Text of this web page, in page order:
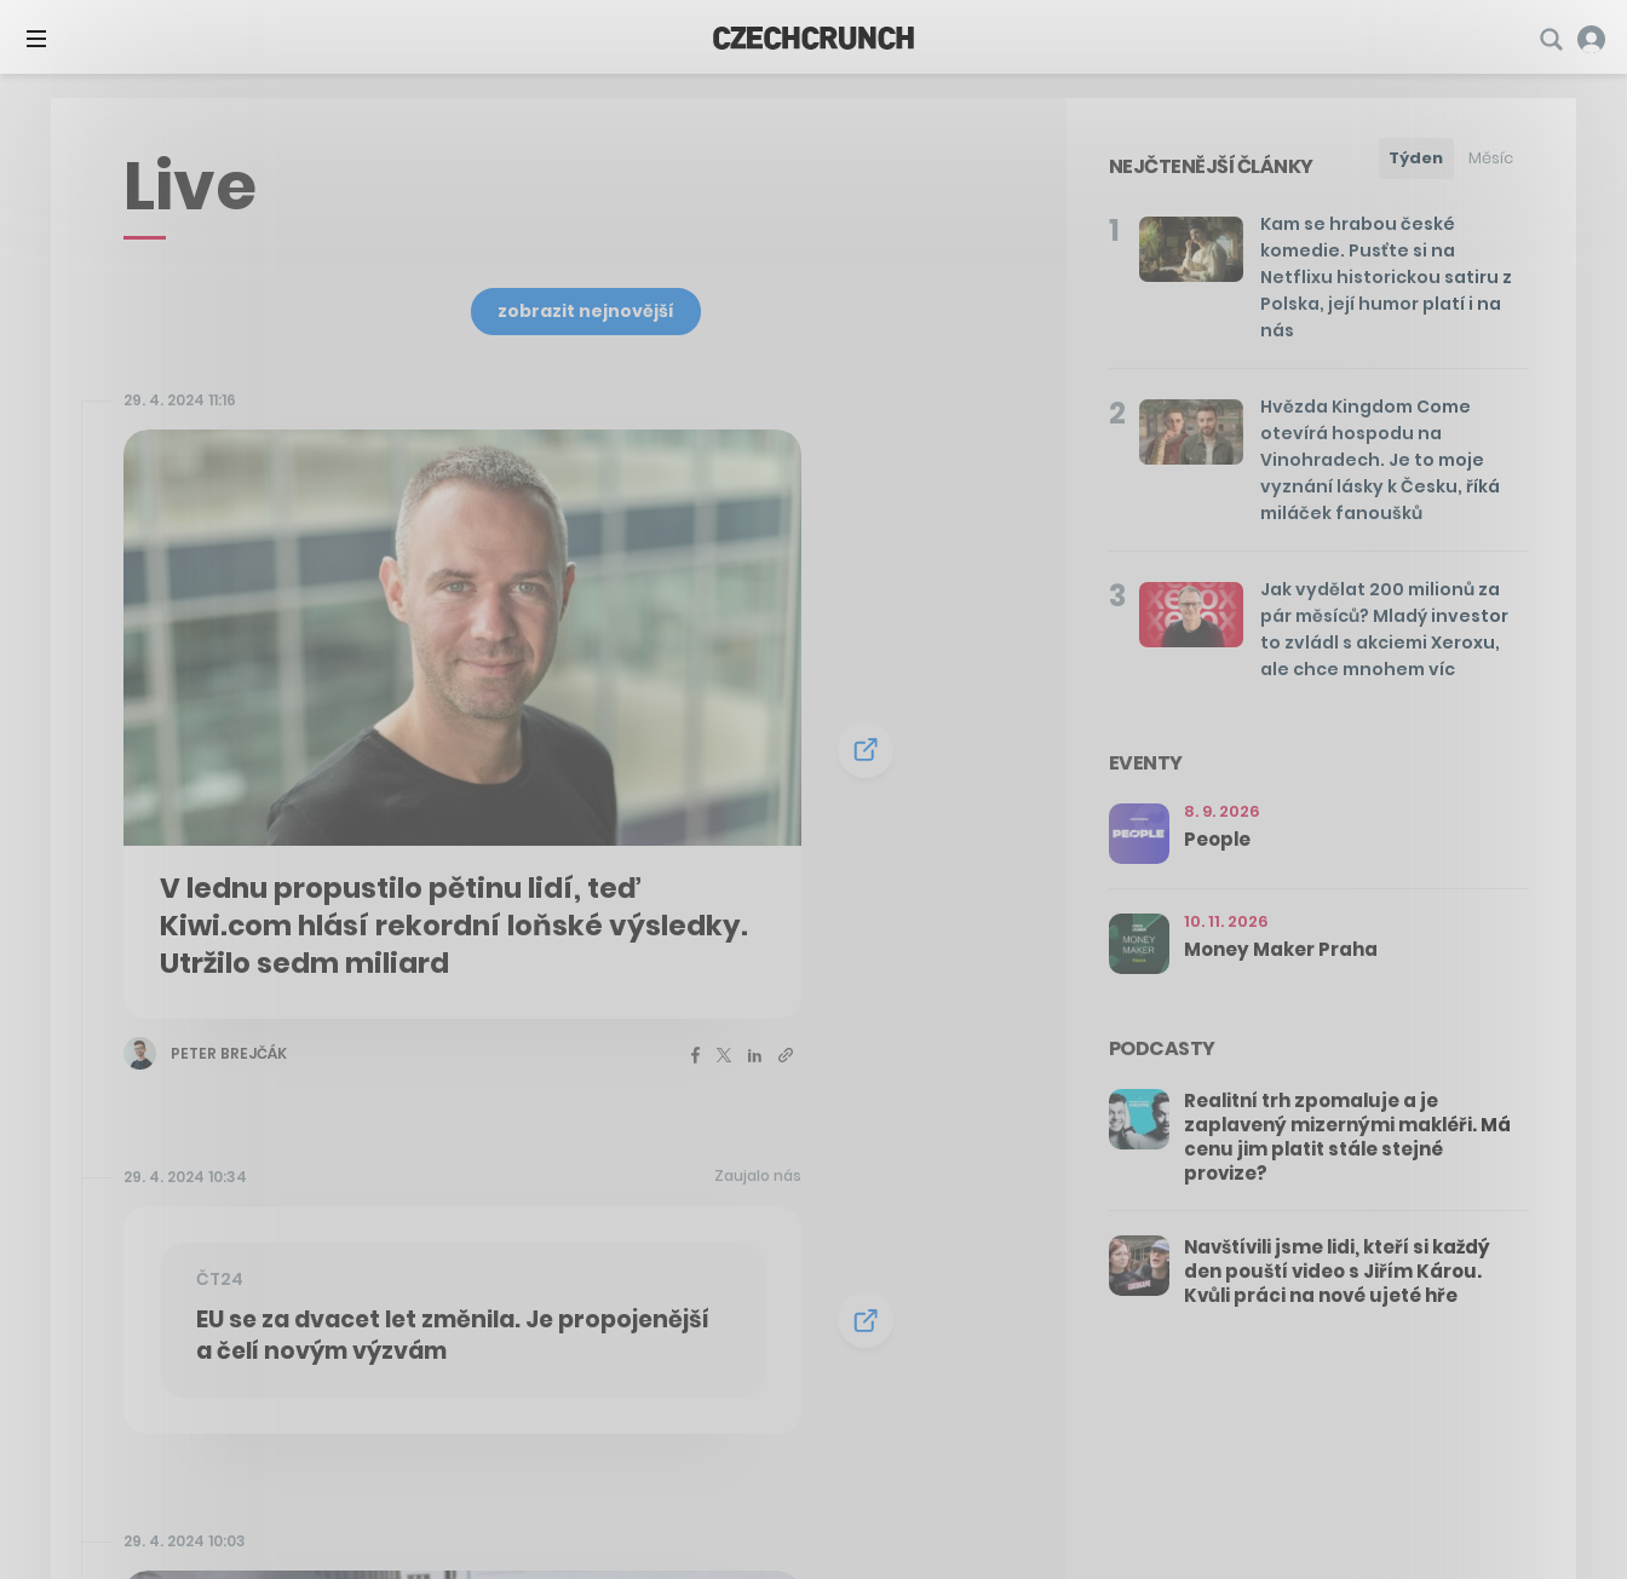
Live
zobrazit nejnovější
29. 4. 2024 11:16
V lednu propustilo pětinu lidí, teď
Kiwi.com hlásí rekordní loňské výsledky.
Utržilo sedm miliard
PETER BREJČÁK
29. 4. 2024 10:34 Zaujalo nás
ČT24
EU se za dvacet let změnila. Je propojenější
a čelí novým výzvám
29. 4. 2024 10:03
NEJČTENĚJŠÍ ČLÁNKY Týden Měsíc
1
Kam se hrabou české
komedie. Pusťte si na
Netflixu historickou satiru z
Polska, její humor platí i na
nás
2
Hvězda Kingdom Come
otevírá hospodu na
Vinohradech. Je to moje
vyznání lásky k Česku, říká
miláček fanoušků
3
Jak vydělat 200 milionů za
pár měsíců? Mladý investor
to zvládl s akciemi Xeroxu,
ale chce mnohem víc
EVENTY
8. 9. 2026
People
10. 11. 2026
Money Maker Praha
PODCASTY
Realitní trh zpomaluje a je
zaplavený mizernými makléři. Má
cenu jim platit stále stejné
provize?
Navštívili jsme lidi, kteří si každý
den pouští video s Jiřím Károu.
Kvůli práci na nové ujeté hře